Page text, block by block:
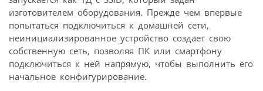
изготовителем оборудования. Прежде чем впервые
попытаться подключиться к домашней сети,
неинициализированное устройство создает свою
собственную сеть, позволяя ПК или смартфону
подключиться к ней напрямую, чтобы выполнить его
начальное конфигурирование.